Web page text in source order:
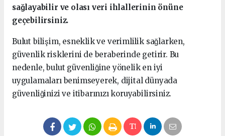
sağlayabilir ve olası veri ihlallerinin önüne
geçebilirsiniz.
Bulut bilişim, esneklik ve verimlilik sağlarken,
güvenlik risklerini de beraberinde getirir. Bu
nedenle, bulut güvenliğine yönelik en iyi
uygulamaları benimseyerek, dijital dünyada
güvenliğinizi ve itibarınızı koruyabilirsiniz.